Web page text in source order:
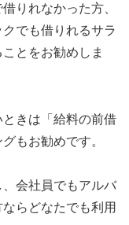
りれなかった方、
でも借りれるサラ
とをお勧めしま
きは「給料の前借
もお勧めです。
会社員でもアルバ
らどなたでも利用